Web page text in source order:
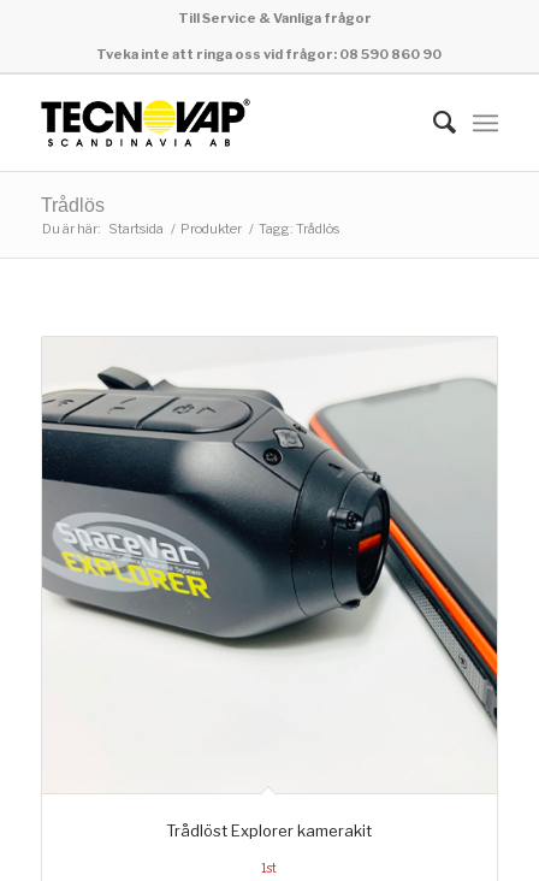
Till Service & Vanliga frågor
Tveka inte att ringa oss vid frågor: 08 590 860 90
Trådlös
Du är här: Startsida / Produkter / Tagg: Trådlös
Trådlöst Explorer kamerakit
1st